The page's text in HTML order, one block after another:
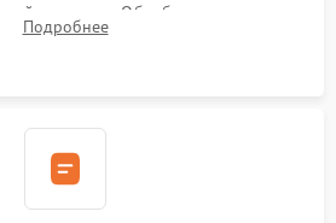
хомутами. Обработка стыков
возможных протечек воды.
Подробнее